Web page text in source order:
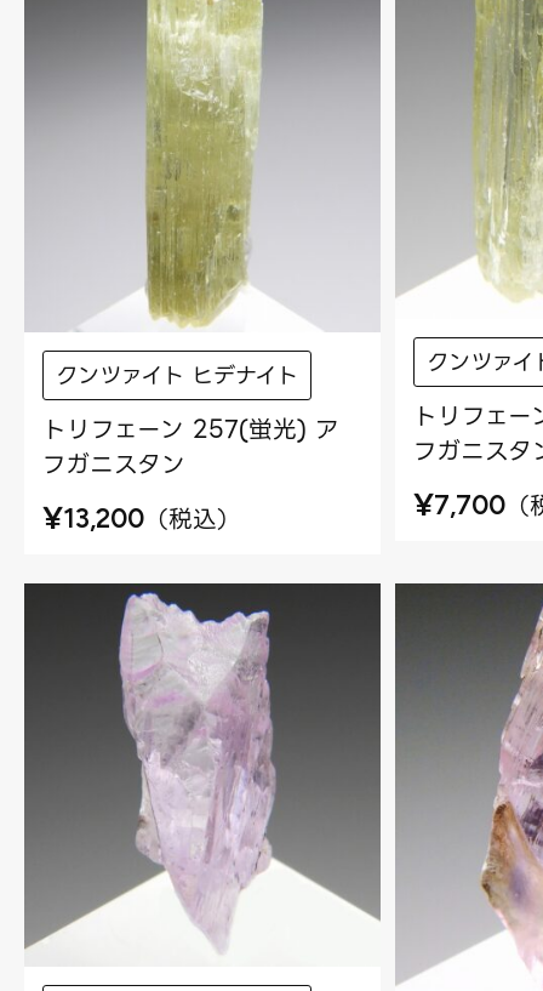
クンツァイト ヒデナイト
トリフェーン 257(蛍光) ア
フガニスタン
¥13,200 （税込）
クンツァ
トリフェ
フガニスタ
¥7,700 （